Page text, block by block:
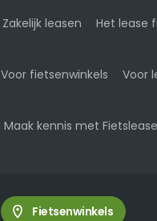
Zakelijk leasen Het lease
Voor fietsenwinkels Voor
Maak kennis met
Fietsenwinkels